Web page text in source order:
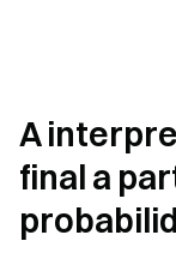
A
final a